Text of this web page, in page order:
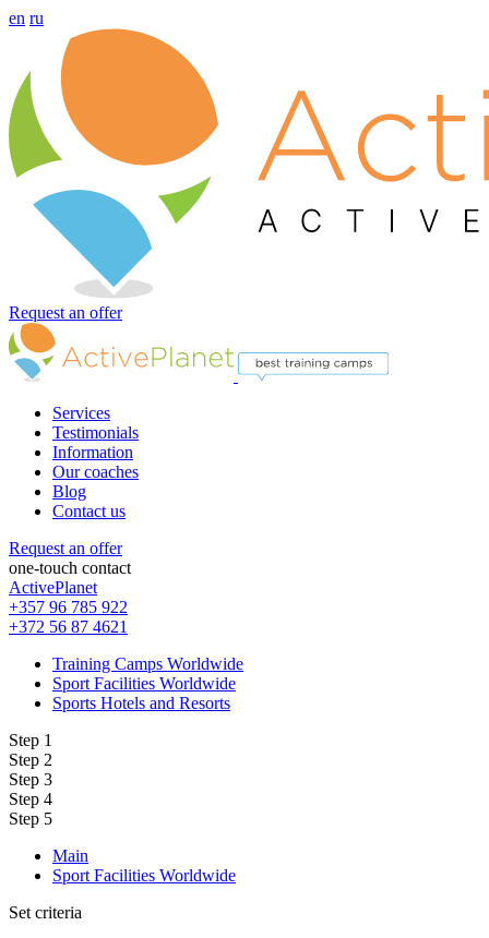
en ru
Request an offer
Services
Testimonials
Information
Our coaches
Blog
Contact us
Request an offer
one-touch contact
ActivePlanet
+357 96 785 922
+372 56 87 4621
Training Camps Worldwide
Sport Facilities Worldwide
Sports Hotels and Resorts
Step 1
Step 2
Step 3
Step 4
Step 5
Main
Sport Facilities Worldwide
Set criteria